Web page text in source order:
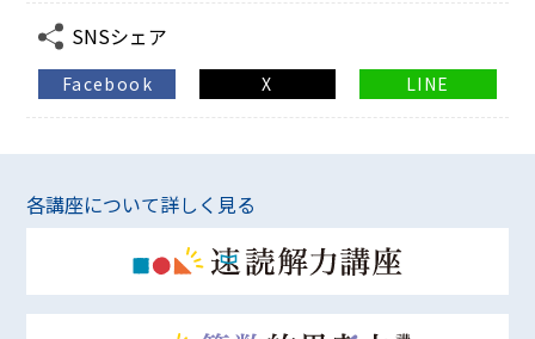
SNSシェア
Facebook X LINE
各講座について詳しく見る